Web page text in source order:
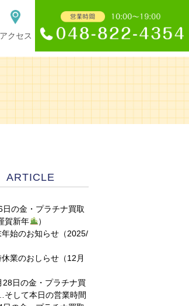
アクセス
ARTICLE
日の金・プラチナ買取
賀新年
）
年始のお知らせ（2025/
休業のおしらせ（12月
28日の金・プラチナ買
して本日の営業時間